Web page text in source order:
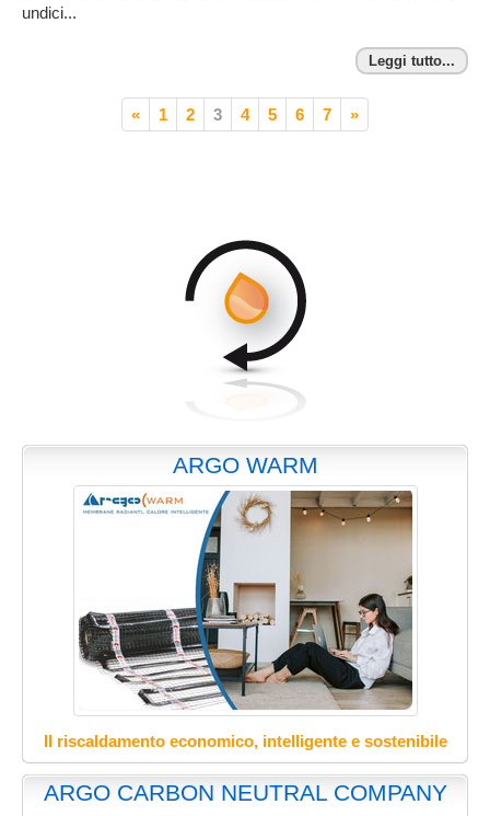
undici...
Leggi tutto...
« 1 2 3 4 5 6 7 »
ARGO WARM
Il riscaldamento economico, intelligente e sostenibile
ARGO CARBON NEUTRAL COMPANY